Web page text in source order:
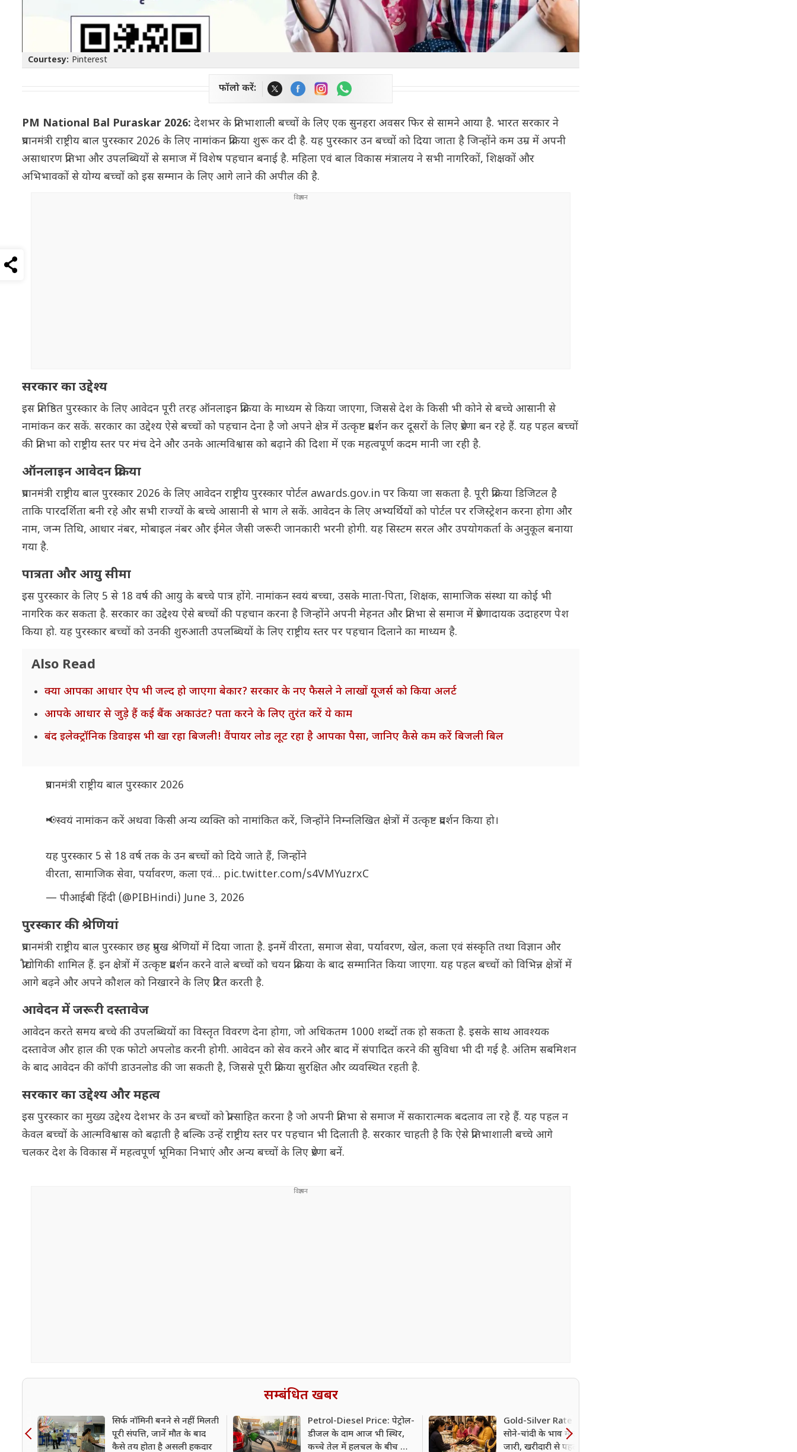
Courtesy: Pinterest
फॉलो करें:
PM National Bal Puraskar 2026: देशभर के प्रतिभाशाली बच्चों के लिए एक सुनहरा अवसर फिर से सामने आया है. भारत सरकार ने
प्रधानमंत्री राष्ट्रीय बाल पुरस्कार 2026 के लिए नामांकन प्रक्रिया शुरू कर दी है. यह पुरस्कार उन बच्चों को दिया जाता है जिन्होंने कम उम्र में अपनी
असाधारण प्रतिभा और उपलब्धियों से समाज में विशेष पहचान बनाई है. महिला एवं बाल विकास मंत्रालय ने सभी नागरिकों, शिक्षकों और
अभिभावकों से योग्य बच्चों को इस सम्मान के लिए आगे लाने की अपील की है.
सरकार का उद्देश्य
इस प्रतिष्ठित पुरस्कार के लिए आवेदन पूरी तरह ऑनलाइन प्रक्रिया के माध्यम से किया जाएगा, जिससे देश के किसी भी कोने से बच्चे आसानी से
नामांकन कर सकें. सरकार का उद्देश्य ऐसे बच्चों को पहचान देना है जो अपने क्षेत्र में उत्कृष्ट प्रदर्शन कर दूसरों के लिए प्रेरणा बन रहे हैं. यह पहल बच्चों
की प्रतिभा को राष्ट्रीय स्तर पर मंच देने और उनके आत्मविश्वास को बढ़ाने की दिशा में एक महत्वपूर्ण कदम मानी जा रही है.
ऑनलाइन आवेदन प्रक्रिया
प्रधानमंत्री राष्ट्रीय बाल पुरस्कार 2026 के लिए आवेदन राष्ट्रीय पुरस्कार पोर्टल awards.gov.in पर किया जा सकता है. पूरी प्रक्रिया डिजिटल है
ताकि पारदर्शिता बनी रहे और सभी राज्यों के बच्चे आसानी से भाग ले सकें. आवेदन के लिए अभ्यर्थियों को पोर्टल पर रजिस्ट्रेशन करना होगा और
नाम, जन्म तिथि, आधार नंबर, मोबाइल नंबर और ईमेल जैसी जरूरी जानकारी भरनी होगी. यह सिस्टम सरल और उपयोगकर्ता के अनुकूल बनाया
गया है.
पात्रता और आयु सीमा
इस पुरस्कार के लिए 5 से 18 वर्ष की आयु के बच्चे पात्र होंगे. नामांकन स्वयं बच्चा, उसके माता-पिता, शिक्षक, सामाजिक संस्था या कोई भी
नागरिक कर सकता है. सरकार का उद्देश्य ऐसे बच्चों की पहचान करना है जिन्होंने अपनी मेहनत और प्रतिभा से समाज में प्रेरणादायक उदाहरण पेश
किया हो. यह पुरस्कार बच्चों को उनकी शुरुआती उपलब्धियों के लिए राष्ट्रीय स्तर पर पहचान दिलाने का माध्यम है.
Also Read
क्या आपका आधार ऐप भी जल्द हो जाएगा बेकार? सरकार के नए फैसले ने लाखों यूजर्स को किया अलर्ट
आपके आधार से जुड़े हैं कई बैंक अकाउंट? पता करने के लिए तुरंत करें ये काम
बंद इलेक्ट्रॉनिक डिवाइस भी खा रहा बिजली! वैंपायर लोड लूट रहा है आपका पैसा, जानिए कैसे कम करें बिजली बिल
प्रधानमंत्री राष्ट्रीय बाल पुरस्कार 2026
📢स्वयं नामांकन करें अथवा किसी अन्य व्यक्ति को नामांकित करें, जिन्होंने निम्नलिखित क्षेत्रों में उत्कृष्ट प्रदर्शन किया हो।
यह पुरस्कार 5 से 18 वर्ष तक के उन बच्चों को दिये जाते हैं, जिन्होंने
वीरता, सामाजिक सेवा, पर्यावरण, कला एवं… pic.twitter.com/s4VMYuzrxC
— पीआईबी हिंदी (@PIBHindi)June 3, 2026
पुरस्कार की श्रेणियां
प्रधानमंत्री राष्ट्रीय बाल पुरस्कार छह प्रमुख श्रेणियों में दिया जाता है. इनमें वीरता, समाज सेवा, पर्यावरण, खेल, कला एवं संस्कृति तथा विज्ञान और
प्रौद्योगिकी शामिल हैं. इन क्षेत्रों में उत्कृष्ट प्रदर्शन करने वाले बच्चों को चयन प्रक्रिया के बाद सम्मानित किया जाएगा. यह पहल बच्चों को विभिन्न क्षेत्रों में
आगे बढ़ने और अपने कौशल को निखारने के लिए प्रेरित करती है.
आवेदन में जरूरी दस्तावेज
आवेदन करते समय बच्चे की उपलब्धियों का विस्तृत विवरण देना होगा, जो अधिकतम 1000 शब्दों तक हो सकता है. इसके साथ आवश्यक
दस्तावेज और हाल की एक फोटो अपलोड करनी होगी. आवेदन को सेव करने और बाद में संपादित करने की सुविधा भी दी गई है. अंतिम सबमिशन
के बाद आवेदन की कॉपी डाउनलोड की जा सकती है, जिससे पूरी प्रक्रिया सुरक्षित और व्यवस्थित रहती है.
सरकार का उद्देश्य और महत्व
इस पुरस्कार का मुख्य उद्देश्य देशभर के उन बच्चों को प्रोत्साहित करना है जो अपनी प्रतिभा से समाज में सकारात्मक बदलाव ला रहे हैं. यह पहल न
केवल बच्चों के आत्मविश्वास को बढ़ाती है बल्कि उन्हें राष्ट्रीय स्तर पर पहचान भी दिलाती है. सरकार चाहती है कि ऐसे प्रतिभाशाली बच्चे आगे
चलकर देश के विकास में महत्वपूर्ण भूमिका निभाएं और अन्य बच्चों के लिए प्रेरणा बनें.
सम्बंधित खबर
सिर्फ नॉमिनी बनने से नहीं मिलती
पूरी संपत्ति, जानें मौत के बाद
कैसे तय होता है असली हकदार
Petrol-Diesel Price: पेट्रोल-
डीजल के दाम आज भी स्थिर,
कच्चे तेल में हलचल के बीच जानें
Gold-Silver Rate Today:
सोने-चांदी के भाव में उतार-चढ़ाव
जारी, खरीदारी से पहले जानें